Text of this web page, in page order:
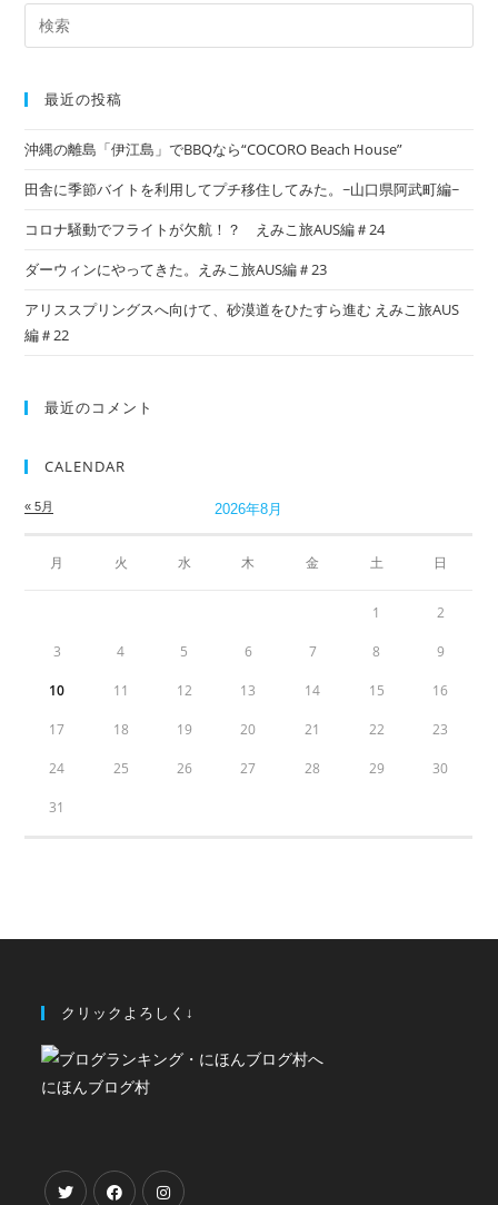
最近の投稿
沖縄の離島「伊江島」でBBQなら“COCORO Beach House”
田舎に季節バイトを利用してプチ移住してみた。~山口県阿武町編~
コロナ騒動でフライトが欠航！？ えみこ旅AUS編＃24
ダーウィンにやってきた。えみこ旅AUS編＃23
アリススプリングスへ向けて、砂漠道をひたすら進む えみこ旅AUS
編＃22
最近のコメント
CALENDAR
2026年8月
月 火 水 木 金 土 日
« 5月
1 2
3 4 5 6 7 8 9
10 11 12 13 14 15 16
17 18 19 20 21 22 23
24 25 26 27 28 29 30
31
クリックよろしく↓
にほんブログ村